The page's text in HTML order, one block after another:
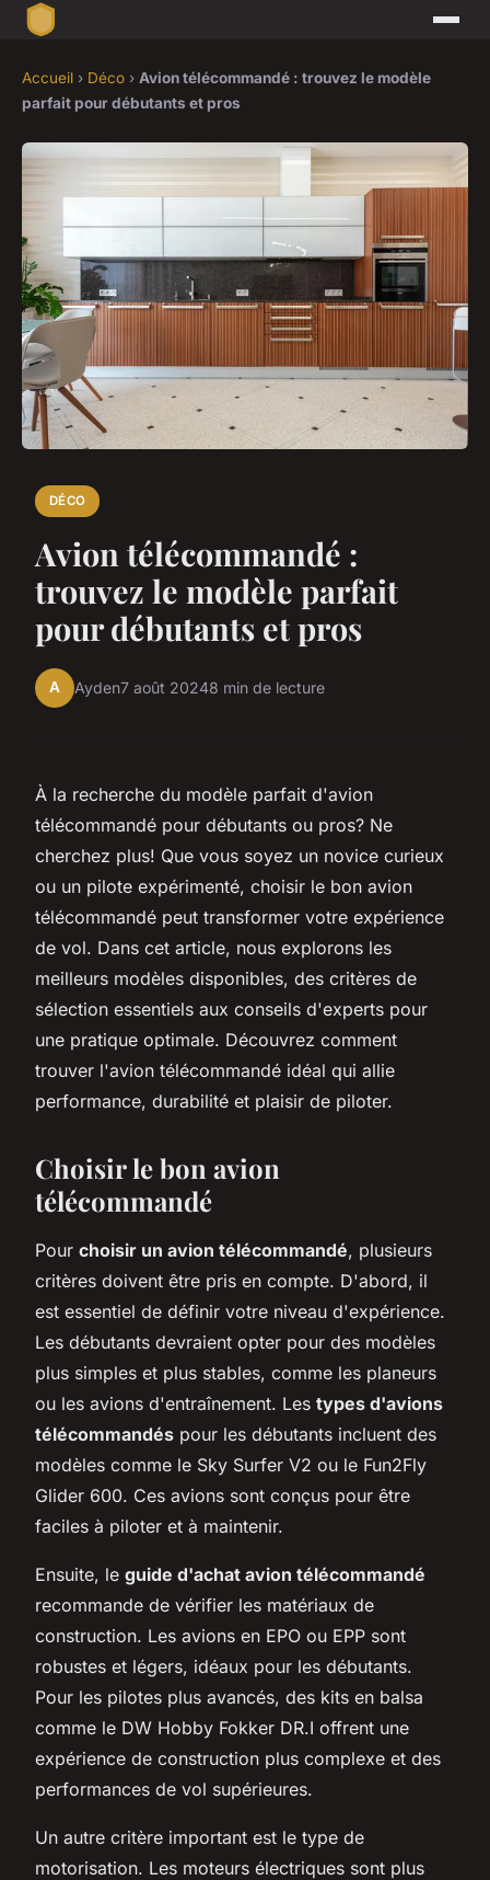
Accueil › Déco › Avion télécommandé : trouvez le modèle
parfait pour débutants et pros
DÉCO
Avion télécommandé :
trouvez le modèle parfait
pour débutants et pros
A Ayden7 août 20248 min de lecture
À la recherche du modèle parfait d'avion
télécommandé pour débutants ou pros? Ne
cherchez plus! Que vous soyez un novice curieux
ou un pilote expérimenté, choisir le bon avion
télécommandé peut transformer votre expérience
de vol. Dans cet article, nous explorons les
meilleurs modèles disponibles, des critères de
sélection essentiels aux conseils d'experts pour
une pratique optimale. Découvrez comment
trouver l'avion télécommandé idéal qui allie
performance, durabilité et plaisir de piloter.
Choisir le bon avion
télécommandé
Pour choisir un avion télécommandé, plusieurs
critères doivent être pris en compte. D'abord, il
est essentiel de définir votre niveau d'expérience.
Les débutants devraient opter pour des modèles
plus simples et plus stables, comme les planeurs
ou les avions d'entraînement. Les types d'avions
télécommandés pour les débutants incluent des
modèles comme le Sky Surfer V2 ou le Fun2Fly
Glider 600. Ces avions sont conçus pour être
faciles à piloter et à maintenir.
Ensuite, le guide d'achat avion télécommandé
recommande de vérifier les matériaux de
construction. Les avions en EPO ou EPP sont
robustes et légers, idéaux pour les débutants.
Pour les pilotes plus avancés, des kits en balsa
comme le DW Hobby Fokker DR.I offrent une
expérience de construction plus complexe et des
performances de vol supérieures.
Un autre critère important est le type de
motorisation. Les moteurs électriques sont plus